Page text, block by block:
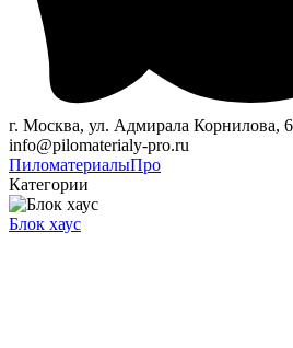
г. Москва, ул. Адмирала Корнилова,
info@pilomaterialy-pro.ru
ПиломатериалыПро
Категории
Блок хаус